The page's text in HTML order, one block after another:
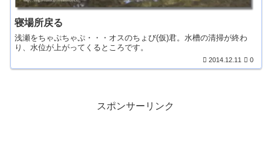
寝場所戻る
浅瀬をちゃぷちゃぷ・・・オスのちょび(仮)君。水槽の清掃が終わ
り、水位が上がってくるところです。
2014.12.11 0
スポンサーリンク